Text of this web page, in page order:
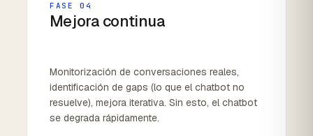
FASE 04
Mejora continua
Monitorización de conversaciones reales,
identificación de gaps (lo que el chatbot no
resuelve), mejora iterativa. Sin esto, el chatbot
se degrada rápidamente.